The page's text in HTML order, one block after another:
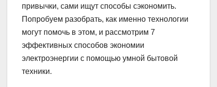
привычки, сами ищут способы сэкономить.
Попробуем разобрать, как именно технологии
могут помочь в этом, и рассмотрим 7
эффективных способов экономии
электроэнергии с помощью умной бытовой
техники.